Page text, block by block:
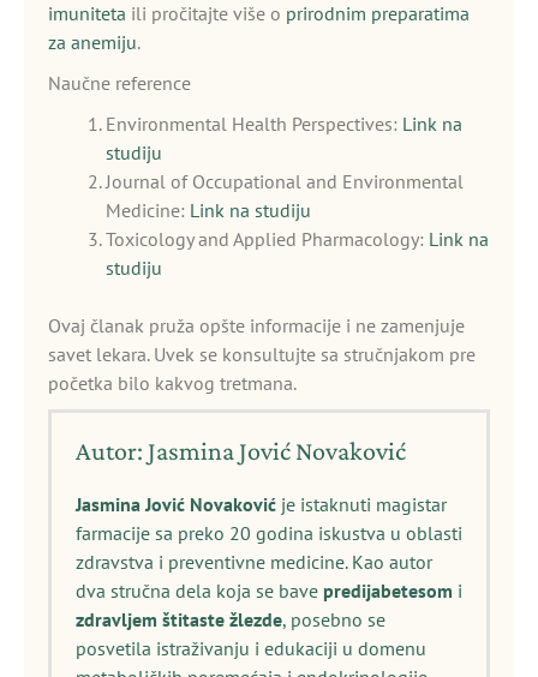
imuniteta ili pročitajte više o prirodnim preparatima
za anemiju.
Naučne reference
Environmental Health Perspectives: Link na
studiju
Journal of Occupational and Environmental
Medicine: Link na studiju
Toxicology and Applied Pharmacology: Link na
studiju
Ovaj članak pruža opšte informacije i ne zamenjuje
savet lekara. Uvek se konsultujte sa stručnjakom pre
početka bilo kakvog tretmana.
Autor: Jasmina Jović Novaković
Jasmina Jović Novaković je istaknuti magistar
farmacije sa preko 20 godina iskustva u oblasti
zdravstva i preventivne medicine. Kao autor
dva stručna dela koja se bave predijabetesom i
zdravljem štitaste žlezde, posebno se
posvetila istraživanju i edukaciji u domenu